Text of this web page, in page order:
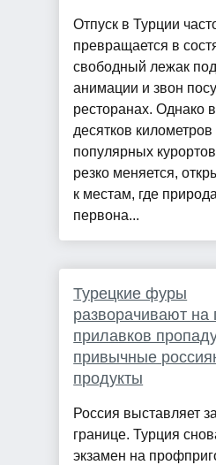
Отпуск в Турции
превращается в
свободный лежак
анимации и звон
ресторанах. Однако
десятков километров
популярных
резко меняется,
к местам, где
первона...
Турецкие фуры
разворачивают на
прилавков
привычные
продукты
Россия выставляет
границе. Турция
экзамен на